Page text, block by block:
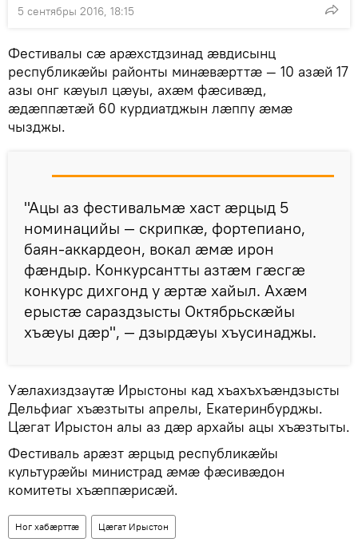
5 сентябры 2016, 18:15
Фестивалы сæ арæхстдзинад æвдисынц
республикæйы районты минæвæрттæ — 10 азæй 17
азы онг кæуыл цæуы, ахæм фæсивæд,
æдæппæтæй 60 курдиатджын лæппу æмæ
чызджы.
"Ацы аз фестивальмæ хаст æрцыд 5
номинацийы — скрипкæ, фортепиано,
баян-аккардеон, вокал æмæ ирон
фæндыр. Конкурсантты азтæм гæсгæ
конкурс дихгонд у æртæ хайыл. Ахæм
ерыстæ сараздзысты Октябрьскæйы
хъæуы дæр", — дзырдæуы хъусинаджы.
Уæлахиздзаутæ Ирыстоны кад хъахъхъæндзысты
Дельфиаг хъæзтыты апрелы, Екатеринбурджы.
Цæгат Ирыстон алы аз дæр архайы ацы хъæзтыты.
Фестиваль арæзт æрцыд республикæйы
культурæйы министрад æмæ фæсивæдон
комитеты хъæппæрисæй.
Ног хабӕрттӕ Цӕгат Ирыстон